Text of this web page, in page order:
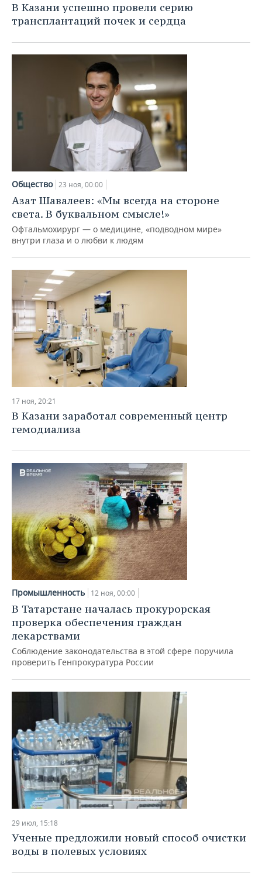
В Казани успешно провели серию
трансплантаций почек и сердца
Общество 23 ноя, 00:00
Азат Шавалеев: «Мы всегда на стороне
света. В буквальном смысле!»
Офтальмохирург — о медицине, «подводном мире»
внутри глаза и о любви к людям
17 ноя, 20:21
В Казани заработал современный центр
гемодиализа
Промышленность 12 ноя, 00:00
В Татарстане началась прокурорская
проверка обеспечения граждан
лекарствами
Соблюдение законодательства в этой сфере поручила
проверить Генпрокуратура России
29 июл, 15:18
Ученые предложили новый способ очистки
воды в полевых условиях